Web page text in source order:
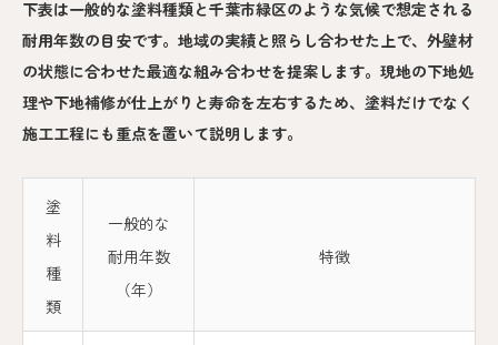
下表は一般的な塗料種類と千葉市緑区のような気候で想定される
耐用年数の目安です。地域の実績と照らし合わせた上で、外壁材
の状態に合わせた最適な組み合わせを提案します。現地の下地処
理や下地補修が仕上がりと寿命を左右するため、塗料だけでなく
施工工程にも重点を置いて説明します。
塗
料
種
類
一般的な
耐用年数
（年）
特徴